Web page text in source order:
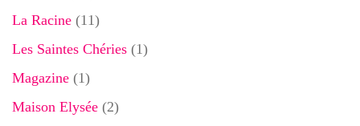
La Racine (11)
Les Saintes Chéries (1)
Magazine (1)
Maison Elysée (2)